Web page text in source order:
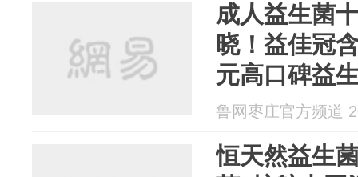
成人益生菌
晓！益佳冠
元高口碑益
鲁网枣庄官方频道
恒天然益生